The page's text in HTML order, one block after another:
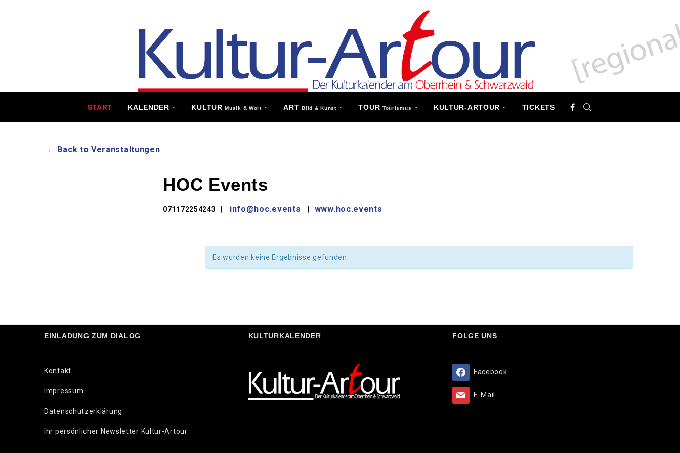
START KALENDER KULTURMusik & Wort ARTBild & Kunst TOUR Tourismus KULTUR-ARTOUR TICKETS
← Back to Veranstaltungen
HOC Events
071172254243 | info@hoc.events | www.hoc.events
Es wurden keine Ergebnisse gefunden.
EINLADUNG ZUM DIALOG
Kontakt
Impressum
Datenschutzerklärung
Ihr persönlicher Newsletter Kultur-Artour
KULTURKALENDER FOLGE UNS
Facebook
E-Mail